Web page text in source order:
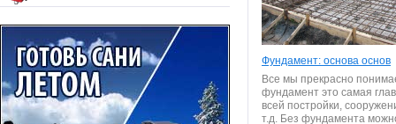
Фундамент: основа основ
Все мы прекрасно
фундамент это самая
всей постройки,
т.д. Без фундамента